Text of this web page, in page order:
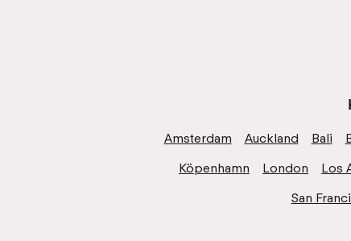
Amsterdam Auckland Bali
Köpenhamn
London Los
San